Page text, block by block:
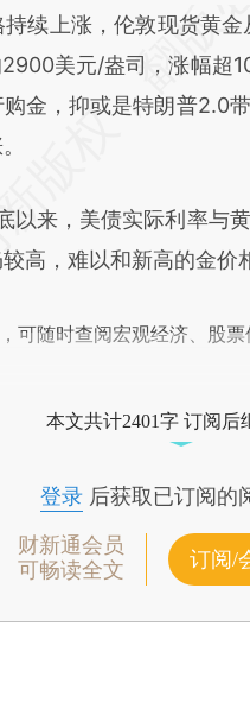
图存在偏差。不代表财
上涨，伦敦现货黄金
美元/盎司，涨幅超
金，抑或是特朗普2.0
来，美债实际利率与黄
高，难以和新高的金价
，可随时查阅宏观经济、股
本文共计2401字 订阅后
登录后获取已订阅的
财新通会员
可畅读全文
订阅/